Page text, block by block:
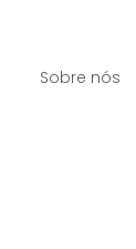
Sobre nós